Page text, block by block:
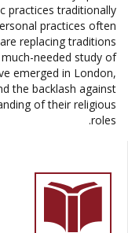
practices traditionally
practices often
replacing traditions
needed study of
emerged in London,
the backlash against
of their religious
roles.